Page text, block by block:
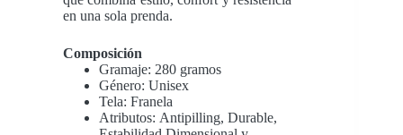
en una sola prenda.
Composición
Gramaje: 280 gramos
Género: Unisex
Tela: Franela
Atributos: Antipilling, Durable,